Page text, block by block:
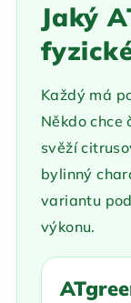
Jaký
Každý má
Někdo chce
svěží
bylinný
variantu
výkonu.